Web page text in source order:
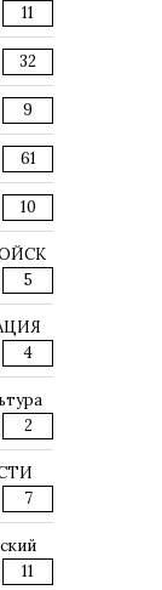
11
32
9
61
10
5
4
2
7
11